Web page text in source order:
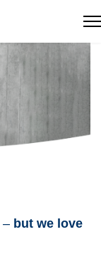
– but we love